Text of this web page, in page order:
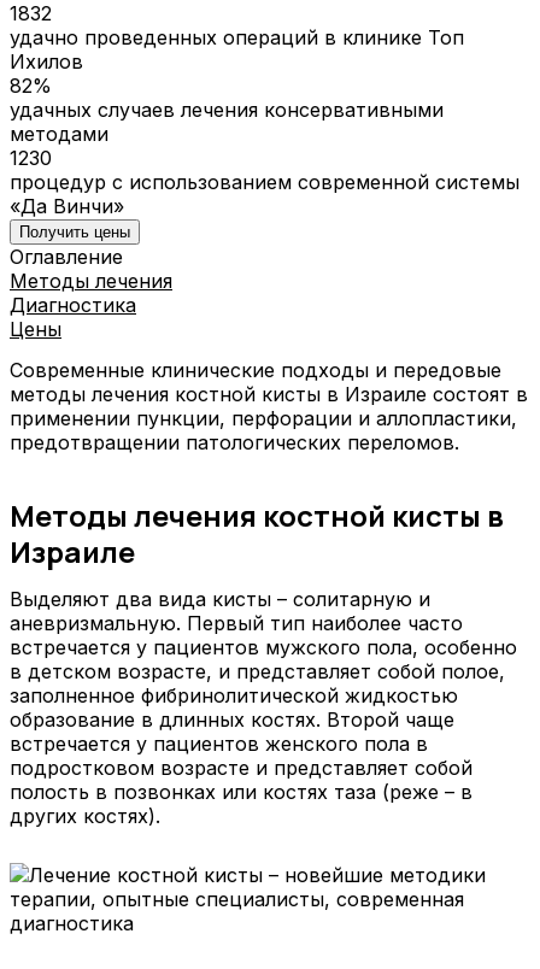
1832
удачно проведенных операций в клинике Топ
Ихилов
82%
удачных случаев лечения консервативными
методами
1230
процедур с использованием современной системы
«Да Винчи»
Получить цены
Оглавление
Методы лечения
Диагностика
Цены
Современные клинические подходы и передовые
методы лечения костной кисты в Израиле состоят в
применении пункции, перфорации и аллопластики,
предотвращении патологических переломов.
Методы лечения костной кисты в
Израиле
Выделяют два вида кисты – солитарную и
аневризмальную. Первый тип наиболее часто
встречается у пациентов мужского пола, особенно
в детском возрасте, и представляет собой полое,
заполненное фибринолитической жидкостью
образование в длинных костях. Второй чаще
встречается у пациентов женского пола в
подростковом возрасте и представляет собой
полость в позвонках или костях таза (реже – в
других костях).